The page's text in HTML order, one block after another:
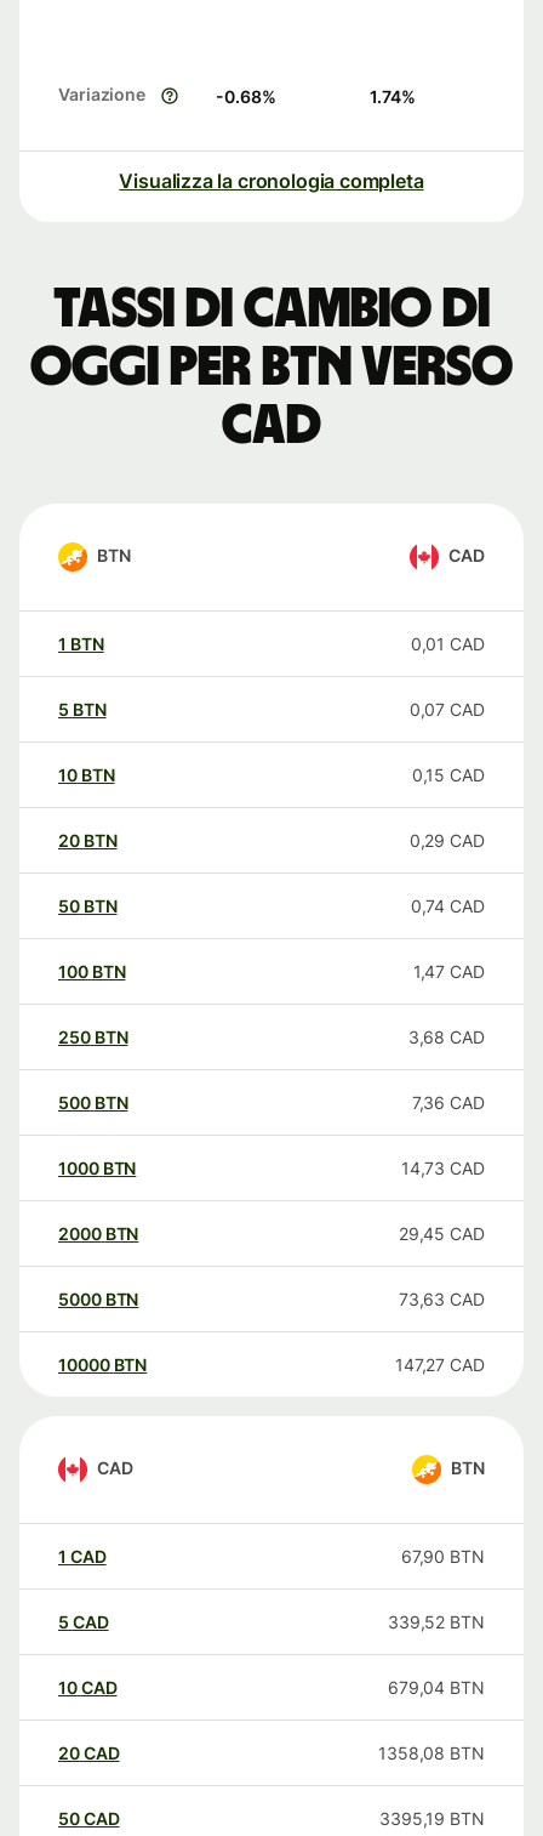
Variazione -0.68% 1.74%
Visualizza la cronologia completa
Tassi di cambio di
oggi per BTN verso
CAD
BTN CAD
1 BTN 0,01 CAD
5 BTN 0,07 CAD
10 BTN 0,15 CAD
20 BTN 0,29 CAD
50 BTN 0,74 CAD
100 BTN 1,47 CAD
250 BTN 3,68 CAD
500 BTN 7,36 CAD
1000 BTN 14,73 CAD
2000 BTN 29,45 CAD
5000 BTN 73,63 CAD
10000 BTN 147,27 CAD
CAD BTN
1 CAD 67,90 BTN
5 CAD 339,52 BTN
10CAD 679,04 BTN
20CAD 1358,08 BTN
50CAD 3395,19 BTN